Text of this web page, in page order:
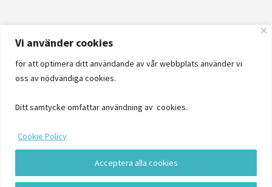
Vi använder cookies
för att optimera ditt användande av vår webbplats använder vi
oss av nödvändiga cookies.
Ditt samtycke omfattar användning av cookies.
Cookie Policy
Acceptera alla cookies
Logga in